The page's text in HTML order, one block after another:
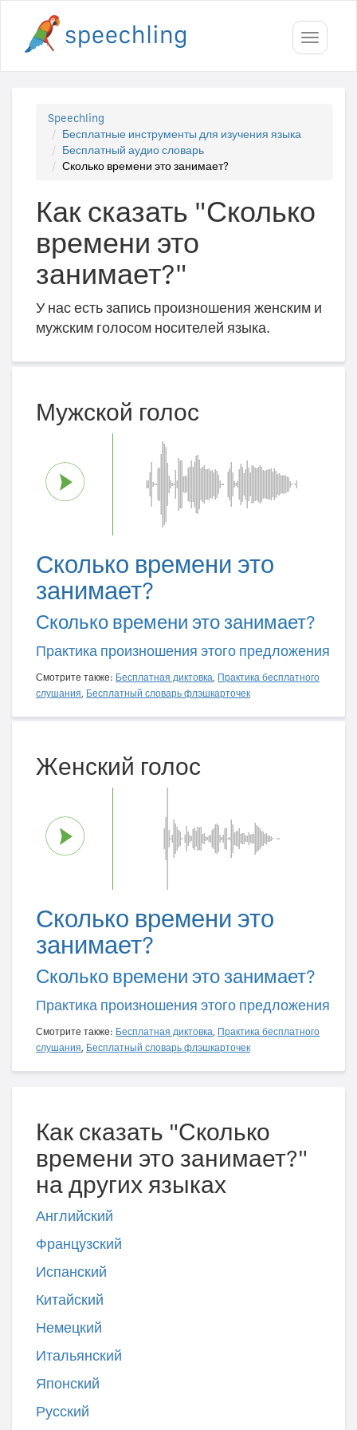
Toggle
Speechling
Бесплатные инструменты для изучения языка
Бесплатный аудио словарь
Сколько времени это занимает?
Как сказать "Сколько
времени это
занимает?"
У нас есть запись произношения женским и
мужским голосом носителей языка.
Мужской голос
Сколько времени это
занимает?
Сколько времени это занимает?
Практика произношения этого предложения
Смотрите также: Бесплатная диктовка, Практика бесплатного
слушания, Бесплатный словарь флэшкарточек
Женский голос
Сколько времени это
занимает?
Сколько времени это занимает?
Практика произношения этого предложения
Смотрите также: Бесплатная диктовка, Практика бесплатного
слушания, Бесплатный словарь флэшкарточек
Как сказать "Сколько
времени это занимает?"
на других языках
Английский
Французский
Испанский
Китайский
Немецкий
Итальянский
Японский
Русский